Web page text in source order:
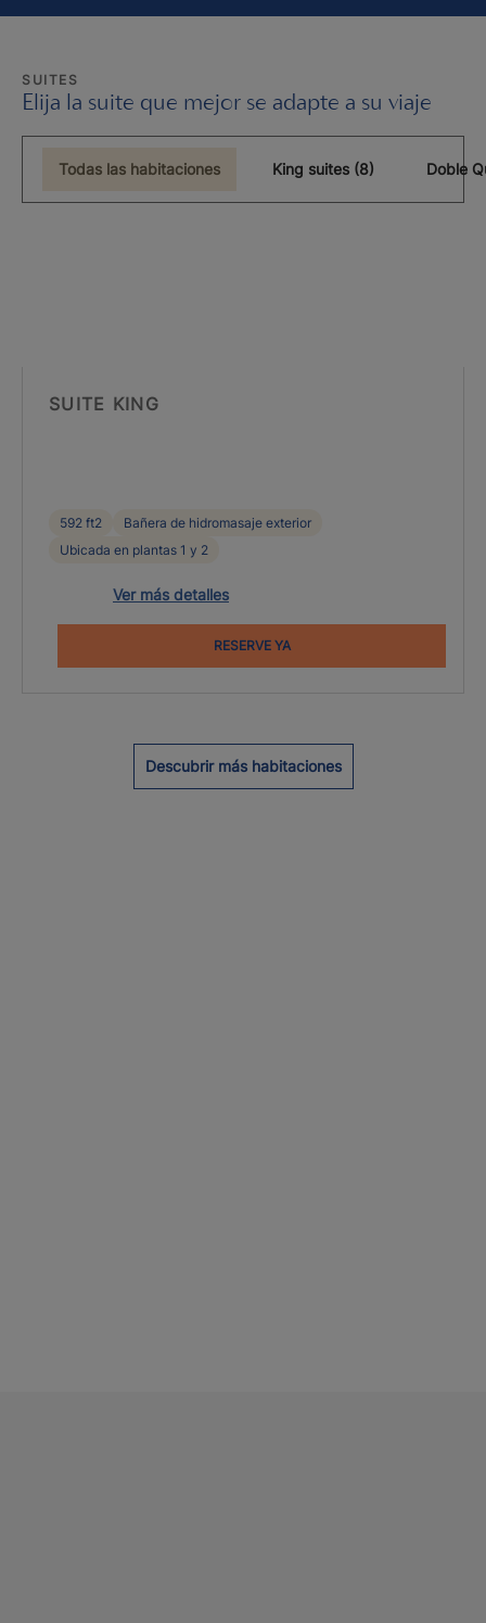
SUITES
Elija la suite que mejor se adapte a su viaje
Todas las habitaciones King suites (8) Doble
SUITE KING
592 ft2
Bañera de hidromasaje exterior
Ubicada en plantas 1 y 2
Ver más detalles
RESERVE YA
Descubrir más habitaciones